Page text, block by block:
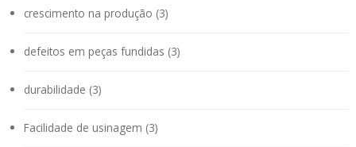
crescimento na produção (3)
defeitos em peças fundidas (3)
durabilidade (3)
Facilidade de usinagem (3)